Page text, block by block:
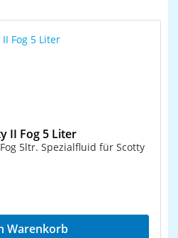
II Fog 5 Liter
5ltr. Spezialfluid für Scotty
Warenkorb